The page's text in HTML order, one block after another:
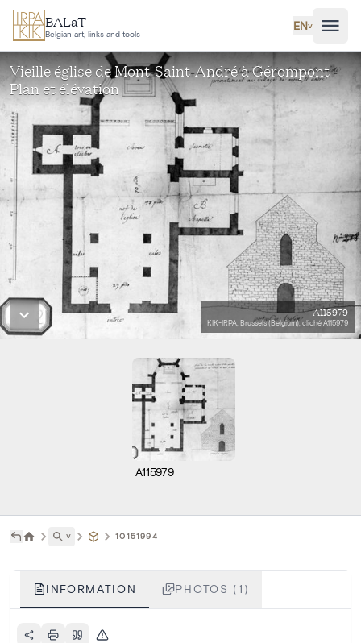
Skip to main content
BALaT
Belgian art, links and tools
EN˅
Vieille église de Mont-Saint-André à Gérompont -
Plan et élévation
A115979
KIK-IRPA, Brussels (Belgium), cliché A115979
A115979
˅ 10151994
INFORMATION PHOTOS (1)